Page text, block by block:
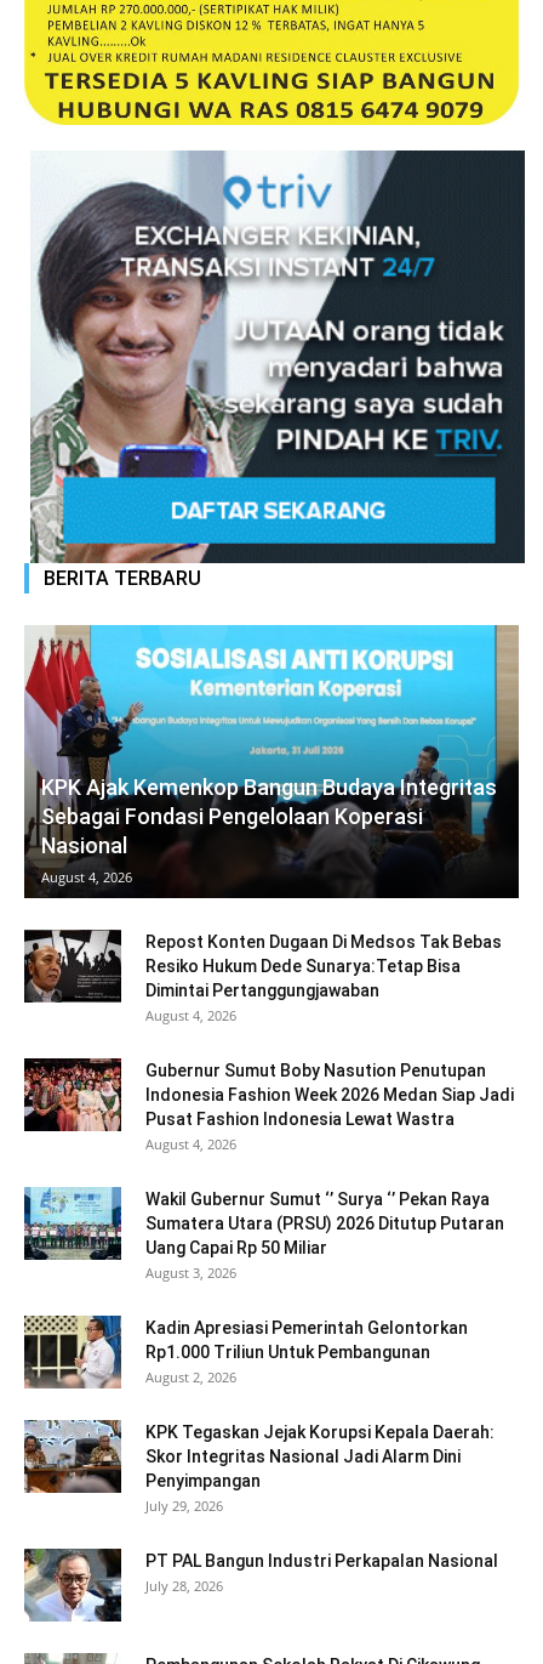
BERITA TERBARU
KPK Ajak Kemenkop Bangun Budaya Integritas
Sebagai Fondasi Pengelolaan Koperasi
Nasional
August 4, 2026
Repost Konten Dugaan Di Medsos Tak Bebas
Resiko Hukum Dede Sunarya:Tetap Bisa
Dimintai Pertanggungjawaban
August 4, 2026
Gubernur Sumut Boby Nasution Penutupan
Indonesia Fashion Week 2026 Medan Siap Jadi
Pusat Fashion Indonesia Lewat Wastra
August 4, 2026
Wakil Gubernur Sumut ‘’ Surya ‘’ Pekan Raya
Sumatera Utara (PRSU) 2026 Ditutup Putaran
Uang Capai Rp 50 Miliar
August 3, 2026
Kadin Apresiasi Pemerintah Gelontorkan
Rp1.000 Triliun Untuk Pembangunan
August 2, 2026
KPK Tegaskan Jejak Korupsi Kepala Daerah:
Skor Integritas Nasional Jadi Alarm Dini
Penyimpangan
July 29, 2026
PT PAL Bangun Industri Perkapalan Nasional
July 28, 2026